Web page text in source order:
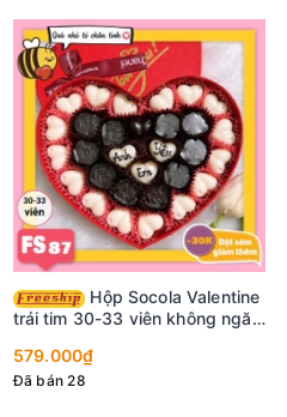
trái tim 30-33 viên không ngăn
579.000₫
Đã bán 28